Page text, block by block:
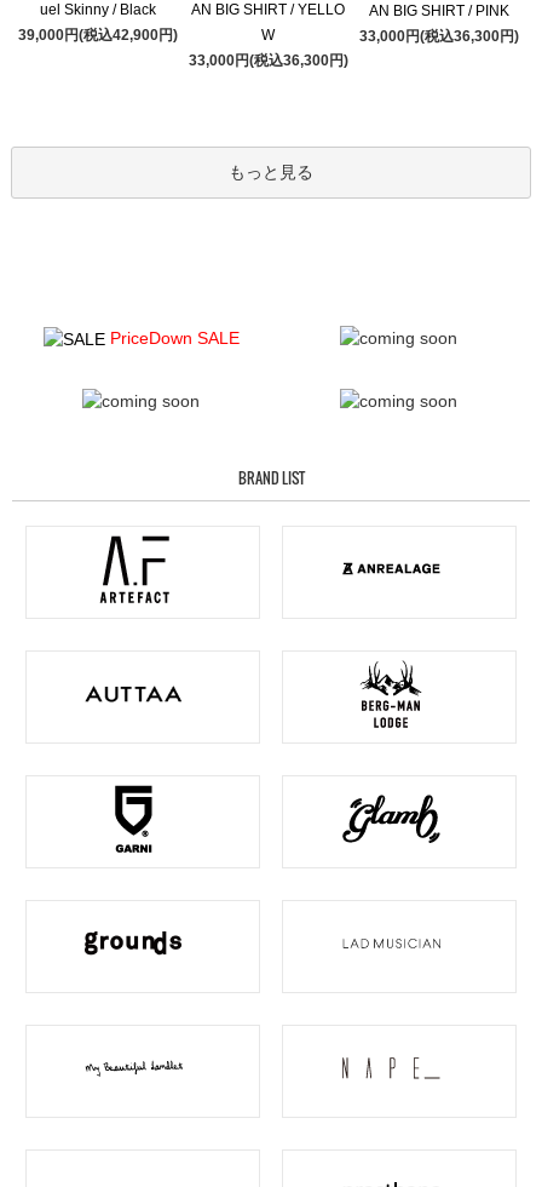
uel Skinny / Black
39,000円(税込42,900円)
AN BIG SHIRT / YELLO
W
33,000円(税込36,300円)
AN BIG SHIRT / PINK
33,000円(税込36,300円)
もっと見る
PriceDown SALE
BRAND LIST